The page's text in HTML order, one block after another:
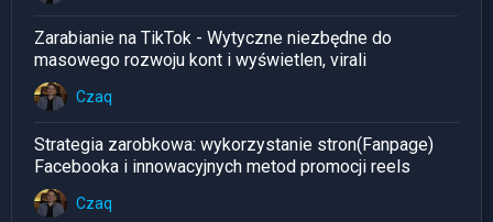
Zarabianie na TikTok - Wytyczne niezbędne do
masowego rozwoju kont i wyświetlen, virali
Czaq
Strategia zarobkowa: wykorzystanie stron(Fanpage)
Facebooka i innowacyjnych metod promocji reels
Czaq